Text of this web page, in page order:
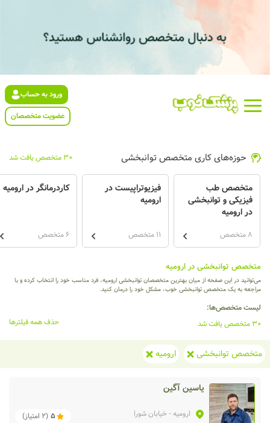
ورود به حساب
عضویت متخصصان
حوزه‌های کاری متخصص توانبخشی 30 متخصص یافت شد
متخصص طب
فیزیکی و توانبخشی
در ارومیه
8 متخصص
فیزیوتراپیست در
ارومیه
11 متخصص
کاردرمانگر در ارومیه
6 متخصص
متخصص توانبخشی در ارومیه
می‌توانید در این صفحه از میان بهترین متخصصان توانبخشی ارومیه، فرد مناسب خود را انتخاب کرده و با
مراجعه به یک متخصص توانبخشی خوب، مشکل خود را درمان کنید.
لیست متخصص‌ها:
30 متخصص یافت شد
حذف همه فیلترها
متخصص توانبخشی ارومیه
یاسین آگین
ارومیه- خیابان شورا 5
(
2 امتیاز)